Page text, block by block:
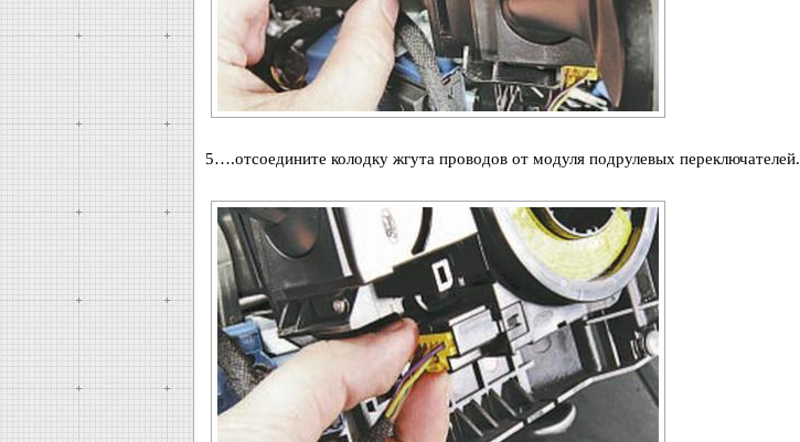
5….отсоедините колодку жгута проводов от модуля подрулевых переключателей.